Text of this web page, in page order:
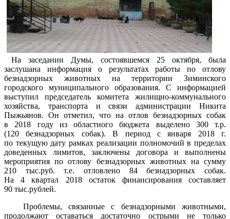
На заседании Думы, состоявшемся 25 октября, была
заслушана информация о результатах работы по отлову
безнадзорных животных на территории Зиминского
городского муниципального образования. С информацией
выступил председатель комитета жилищно-коммунального
хозяйства, транспорта и связи администрации Никита
Пыжьянов. Он отметил, что на отлов безнадзорных собак
в 2018 году из областного бюджета выделено 300 т.р.
(120 безнадзорных собак). В период с января 2018 г.
по текущую дату рамках реализации полномочий в пределах
доведенных лимитов, заключены договора и выполнены
мероприятия по отлову безнадзорных животных на сумму
210 тыс.руб. т.е. отловлено 84 безнадзорных собак.
На 4 квартал 2018 остаток финансирования составляет
90 тыс.рублей.
Проблемы, связанные с безнадзорными животными,
продолжают оставаться достаточно острыми не только